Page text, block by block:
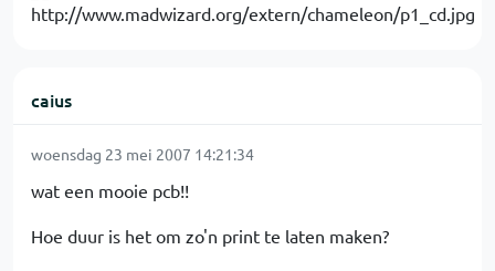
caius
woensdag 23 mei 2007 14:21:34
wat een mooie pcb!!
Hoe duur is het om zo'n print te laten maken?